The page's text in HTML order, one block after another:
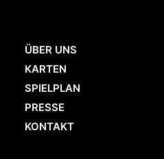
ÜBER UNS
KARTEN
SPIELPLAN
PRESSE
KONTAKT